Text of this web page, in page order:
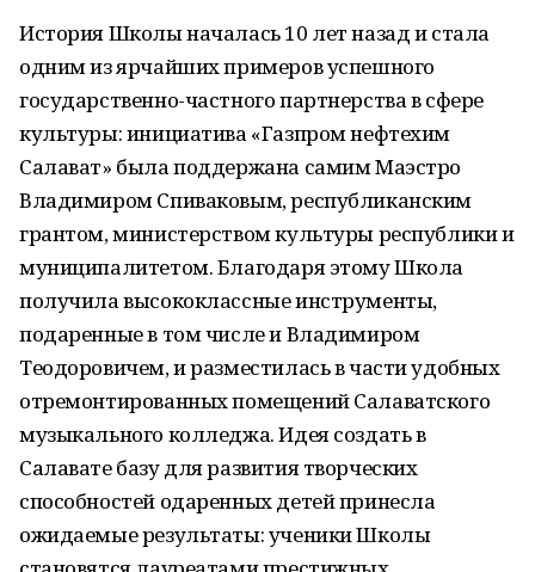
История Школы началась 10 лет назад и стала
одним из ярчайших примеров успешного
государственно-частного партнерства в сфере
культуры: инициатива «Газпром нефтехим
Салават» была поддержана самим Маэстро
Владимиром Спиваковым, республиканским
грантом, министерством культуры республики и
муниципалитетом. Благодаря этому Школа
получила высококлассные инструменты,
подаренные в том числе и Владимиром
Теодоровичем, и разместилась в части удобных
отремонтированных помещений Салаватского
музыкального колледжа. Идея создать в
Салавате базу для развития творческих
способностей одаренных детей принесла
ожидаемые результаты: ученики Школы